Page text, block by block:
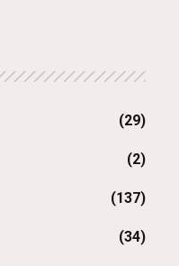
(29)
(2)
(137)
(34)